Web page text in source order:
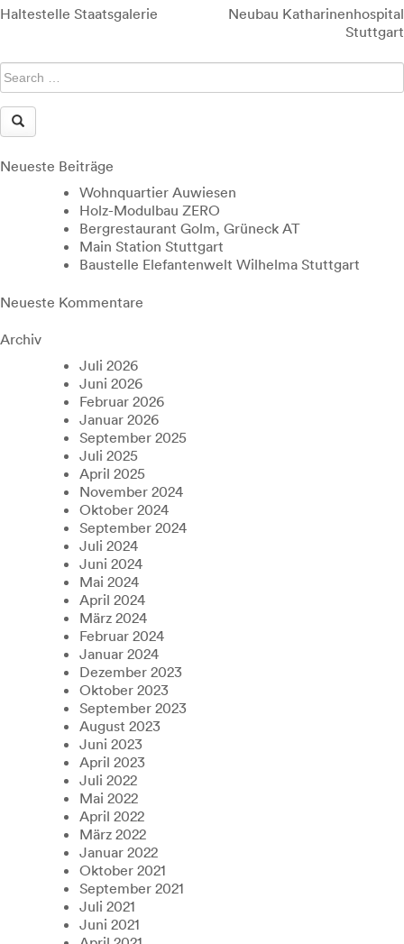
Beitragsnavigation
Haltestelle Staatsgalerie
Neubau Katharinenhospital
Stuttgart
Neueste Beiträge
Wohnquartier Auwiesen
Holz-Modulbau ZERO
Bergrestaurant Golm, Grüneck AT
Main Station Stuttgart
Baustelle Elefantenwelt Wilhelma Stuttgart
Neueste Kommentare
Archiv
Juli 2026
Juni 2026
Februar 2026
Januar 2026
September 2025
Juli 2025
April 2025
November 2024
Oktober 2024
September 2024
Juli 2024
Juni 2024
Mai 2024
April 2024
März 2024
Februar 2024
Januar 2024
Dezember 2023
Oktober 2023
September 2023
August 2023
Juni 2023
April 2023
Juli 2022
Mai 2022
April 2022
März 2022
Januar 2022
Oktober 2021
September 2021
Juli 2021
Juni 2021